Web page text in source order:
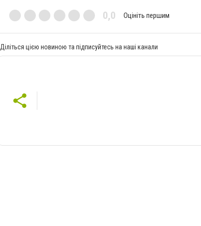
0,0 Оцініть першим
Діліться цією новиною та підписуйтесь на наші канали